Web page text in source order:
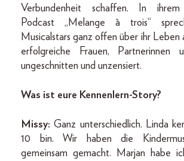
Verbundenheit schaffen. In ihrem
Podcast „Melange à trois“
Musicalstars ganz offen über ihr Leben
erfolgreiche Frauen,
ungeschnitten und unzensiert.
Was ist eure Kennenlern-Story?
Missy: Ganz unterschiedlich. Linda
10 bin. Wir haben die
gemeinsam gemacht. Marjan habe